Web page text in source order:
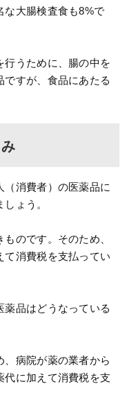
な大腸検査食も8%で
行うために、腸の中を
ですが、食品にあたる
（消費者）の医薬品に
ょう。
のです。そのため、
て消費税を支払ってい
品はどうなっている
病院が薬の業者から
代に加えて消費税を支